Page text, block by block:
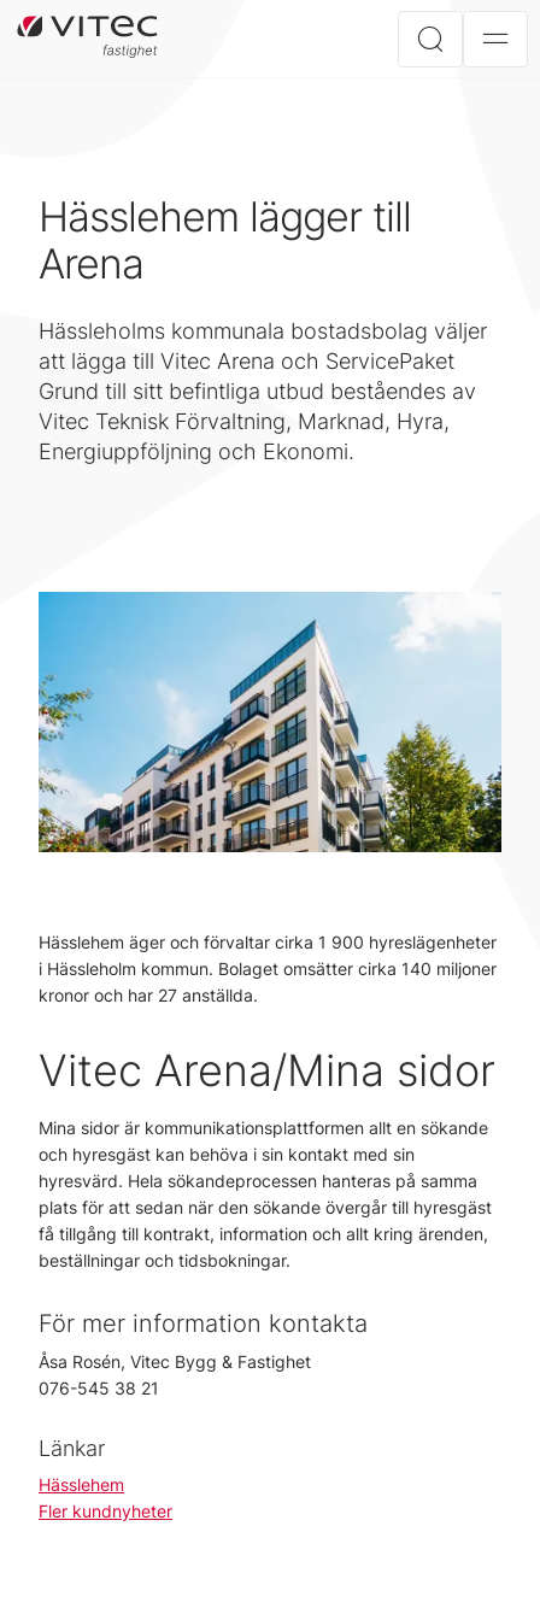
Hässlehem lägger till
Arena
Hässleholms kommunala bostadsbolag väljer
att lägga till Vitec Arena och ServicePaket
Grund till sitt befintliga utbud beståendes av
Vitec Teknisk Förvaltning, Marknad, Hyra,
Energiuppföljning och Ekonomi.
Hässlehem äger och förvaltar cirka 1 900 hyreslägenheter
i Hässleholm kommun. Bolaget omsätter cirka 140 miljoner
kronor och har 27 anställda.
Vitec Arena/Mina sidor
Mina sidor är kommunikationsplattformen allt en sökande
och hyresgäst kan behöva i sin kontakt med sin
hyresvärd. Hela sökandeprocessen hanteras på samma
plats för att sedan när den sökande övergår till hyresgäst
få tillgång till kontrakt, information och allt kring ärenden,
beställningar och tidsbokningar.
För mer information kontakta
Åsa Rosén, Vitec Bygg & Fastighet
076-545 38 21
Länkar
Hässlehem
Fler kundnyheter